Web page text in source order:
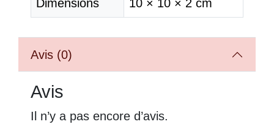
Dimensions 10 × 10 × 2 cm
Avis (0)
Avis
Il n’y a pas encore d’avis.